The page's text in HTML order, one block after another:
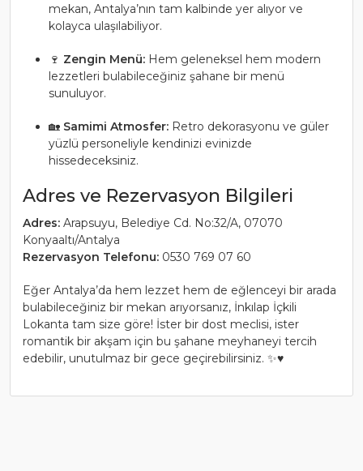
mekan, Antalya’nın tam kalbinde yer alıyor ve
kolayca ulaşılabiliyor.
🍷 Zengin Menü: Hem geleneksel hem modern
lezzetleri bulabileceğiniz şahane bir menü
sunuluyor.
🏡 Samimi Atmosfer: Retro dekorasyonu ve güler
yüzlü personeliyle kendinizi evinizde
hissedeceksiniz.
Adres ve Rezervasyon Bilgileri
Adres: Arapsuyu, Belediye Cd. No:32/A, 07070
Konyaaltı/Antalya
Rezervasyon Telefonu: 0530 769 07 60
Eğer Antalya’da hem lezzet hem de eğlenceyi bir arada
bulabileceğiniz bir mekan arıyorsanız, İnkılap İçkili
Lokanta tam size göre! İster bir dost meclisi, ister
romantik bir akşam için bu şahane meyhaneyi tercih
edebilir, unutulmaz bir gece geçirebilirsiniz. ✨♥